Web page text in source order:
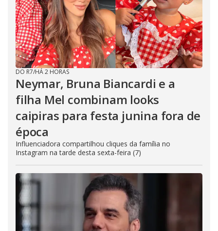
DO R7/HÁ 2 HORAS
Neymar, Bruna Biancardi e a
filha Mel combinam looks
caipiras para festa junina fora de
época
Influenciadora compartilhou cliques da família no
Instagram na tarde desta sexta-feira (7)